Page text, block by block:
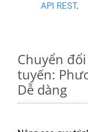
API REST.
Chuyển đổi
tuyến:
Dễ dàng